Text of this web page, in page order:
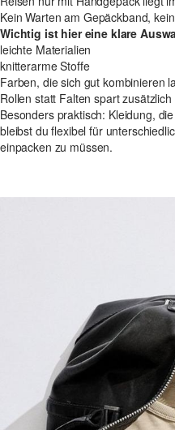
Kein Warten am Gepäckband,
Wichtig ist hier eine klare
leichte Materialien
knitterarme Stoffe
Farben, die sich gut kombinieren
Rollen statt Falten spart
Besonders praktisch: Kleidung,
bleibst du flexibel für
einpacken zu müssen.